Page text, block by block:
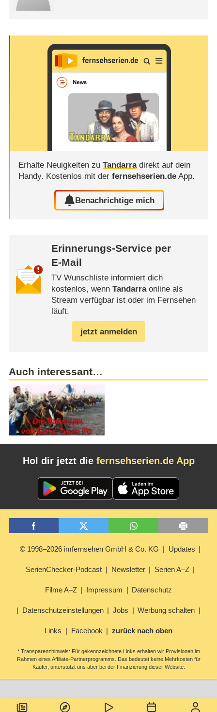
Erhalte Neuigkeiten zu Tandarradirekt auf dein
Handy. Kostenlos mit der fernsehserien.deApp.
Benachrichtige mich
Erinnerungs-Service per
E-Mail
TV Wunschliste informiert dich
kostenlos, wenn Tandarraonline als
Stream verfügbar ist oder im Fernsehen
läuft.
jetzt anmelden
Auch interessant…
Hol dir jetzt die fernsehserien.de App
© 1998–2026 imfernsehen GmbH & Co. KG Updates
SerienChecker-Podcast Newsletter Serien A–Z
Filme A–Z Impressum Datenschutz
Datenschutzeinstellungen Jobs Werbung schalten
Links Facebook zurück nach oben
* Transparenzhinweis: Für gekennzeichnete Links erhalten wir Provisionen im
Rahmen eines Affiliate-Partnerprogramms. Das bedeutet keine Mehrkosten für
Käufer, unterstützt uns aber bei der Finanzierung dieser Website.